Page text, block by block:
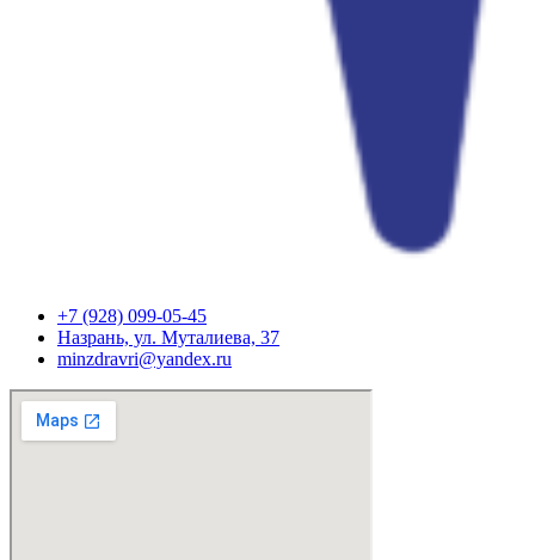
+7 (928) 099-05-45
Назрань, ул. Муталиева, 37
minzdravri@yandex.ru